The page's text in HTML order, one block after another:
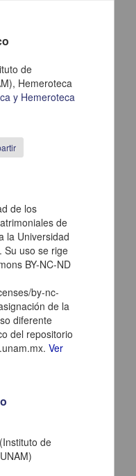
de
Hemeroteca
y Hemeroteca
de los
de
la Universidad
Su uso se rige
BY-NC-ND
by-nc-
de la
diferente
del repositorio
Ver
de